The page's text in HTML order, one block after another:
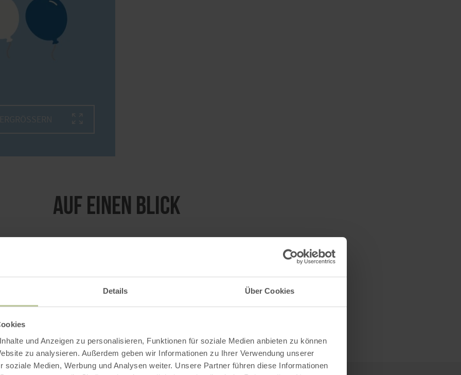
Details Über Cookies
und Anzeigen zu personalisieren, Funktionen für soziale Medien anbieten zu können
zu analysieren. Außerdem geben wir Informationen zu Ihrer Verwendung unserer
soziale Medien, Werbung und Analysen weiter. Unsere Partner führen diese Informationen
Auf einen Blick
9. August 2026